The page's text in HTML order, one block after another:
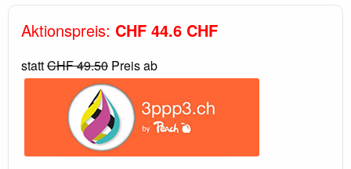
Aktionspreis: CHF 44.6 CHF
stattCHF 49.50 Preis ab